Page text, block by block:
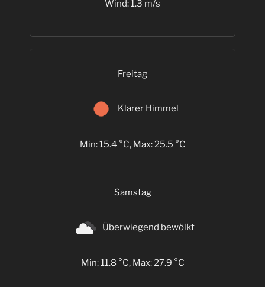
Wind: 1.3 m/s
Freitag
Klarer Himmel
Min: 15.4 °C, Max: 25.5 °C
Samstag
Überwiegend bewölkt
Min: 11.8 °C, Max: 27.9 °C